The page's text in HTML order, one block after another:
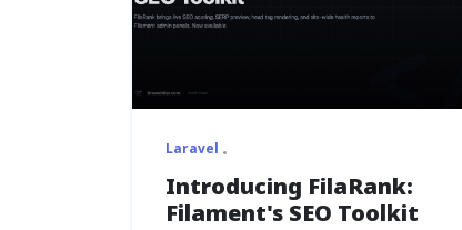
Laravel
Introducing FilaRank:
Filament's SEO Toolkit